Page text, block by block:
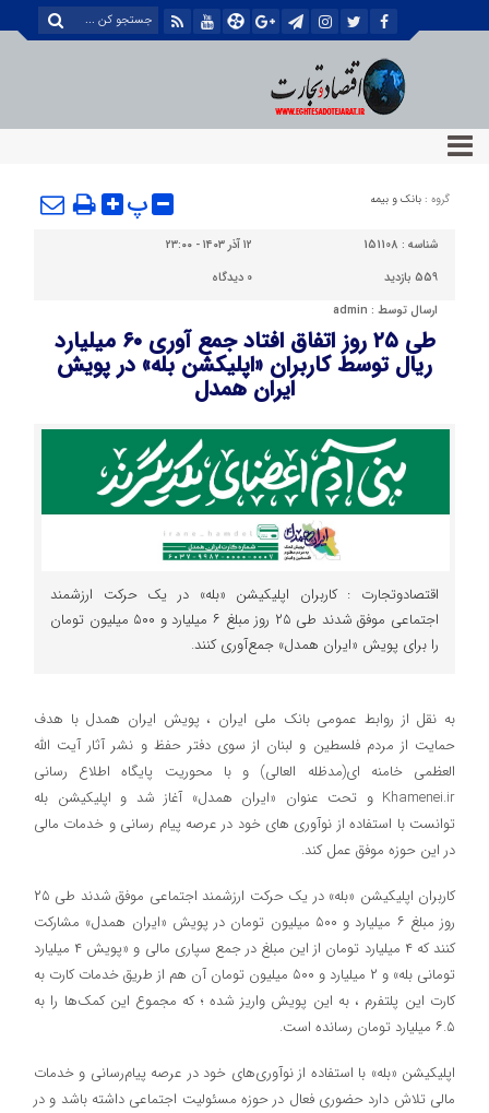
گروه : بانک و بیمه پ
شناسه : 151108
۱۲ آذر ۱۴۰۳ - ۲۳:۰۰
559 بازدید
0 دیدگاه
ارسال توسط : admin
طی ۲۵ روز اتفاق افتاد جمع آوری ۶۰ میلیارد
ریال توسط کاربران «اپلیکشن بله» در پویش
ایران همدل
اقتصادوتجارت : کاربران اپلیکیشن «بله» در یک حرکت ارزشمند
اجتماعی موفق شدند طی ۲۵ روز مبلغ ۶ میلیارد و ۵۰۰ میلیون تومان
را برای پویش «ایران همدل» جمع‌آوری کنند.
به نقل از روابط عمومی بانک ملی ایران ، پویش ایران همدل با هدف
حمایت از مردم فلسطین و لبنان از سوی دفتر حفظ و نشر آثار آیت الله
العظمی خامنه ای(مدظله العالی) و با محوریت پایگاه اطلاع رسانی
Khamenei.ir و تحت عنوان «ایران همدل» آغاز شد و اپلیکیشن بله
توانست با استفاده از نوآوری های خود در عرصه پیام رسانی و خدمات مالی
در این حوزه موفق عمل کند.
کاربران اپلیکیشن «بله» در یک حرکت ارزشمند اجتماعی موفق شدند طی ۲۵
روز مبلغ ۶ میلیارد و ۵۰۰ میلیون تومان در پویش «ایران همدل» مشارکت
کنند که ۴ میلیارد تومان از این مبلغ در جمع سپاری مالی و «پویش ۴ میلیارد
تومانی بله» و ۲ میلیارد و ۵۰۰ میلیون تومان آن هم از طریق خدمات کارت به
کارت این پلتفرم ، به این پویش واریز شده ؛ که مجموع این کمک‌ها را به
۶.۵ میلیارد تومان رسانده است.
اپلیکیشن «بله» با استفاده از نوآوری‌های خود در عرصه پیام‌رسانی و خدمات
مالی تلاش دارد حضوری فعال در حوزه مسئولیت اجتماعی داشته باشد و در